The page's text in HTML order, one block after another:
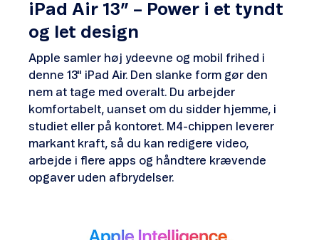
iPad Air 13” – Power i et tyndt
og let design
Apple samler høj ydeevne og mobil frihed i
denne 13" iPad Air. Den slanke form gør den
nem at tage med overalt. Du arbejder
komfortabelt, uanset om du sidder hjemme, i
studiet eller på kontoret. M4-chippen leverer
markant kraft, så du kan redigere video,
arbejde i flere apps og håndtere krævende
opgaver uden afbrydelser.